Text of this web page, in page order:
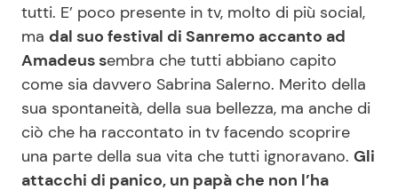
Salute
Viaggi e Turismo
Festività
Ricette Facili e Veloci
Ricette Feste
Ricette per Bambini
tutti. E’ poco presente in tv, molto di più social,
ma dal suo festival di Sanremo accanto ad
Amadeus sembra che tutti abbiano capito
come sia davvero Sabrina Salerno. Merito della
sua spontaneità, della sua bellezza, ma anche di
ciò che ha raccontato in tv facendo scoprire
una parte della sua vita che tutti ignoravano. Gli
attacchi di panico, un papà che non l’ha